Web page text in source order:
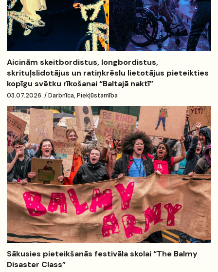
Aicinām skeitbordistus, longbordistus,
skrituļslidotājus un ratiņkrēslu lietotājus pieteikties
kopīgu svētku rīkošanai “Baltajā naktī”
03.07.2026. / Darbnīca, Piekļūstamība
Sākusies pieteikšanās festivāla skolai “The Balmy
Disaster Class”